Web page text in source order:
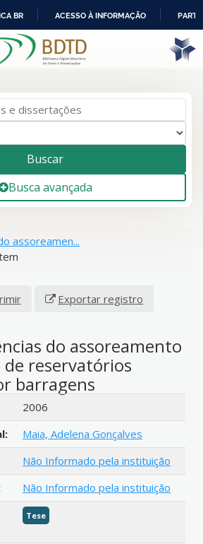
IR
PARA
BR ACESSO À INFORMAÇÃO
Buscar
Busca avançada
assoreamen...
Exportar registro
do assoreamento
de reservatórios
barragens
2006
Maia, Adelena Gonçalves
Não Informado pela instituição
Não Informado pela instituição
Tese